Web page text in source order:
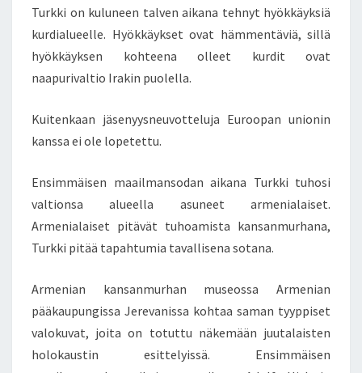
Turkki on kuluneen talven aikana tehnyt hyökkäyksiä
kurdialueelle. Hyökkäykset ovat hämmentäviä, sillä
hyökkäyksen kohteena olleet kurdit ovat
naapurivaltio Irakin puolella.
Kuitenkaan jäsenyysneuvotteluja Euroopan unionin
kanssa ei ole lopetettu.
Ensimmäisen maailmansodan aikana Turkki tuhosi
valtionsa alueella asuneet armenialaiset.
Armenialaiset pitävät tuhoamista kansanmurhana,
Turkki pitää tapahtumia tavallisena sotana.
Armenian kansanmurhan museossa Armenian
pääkaupungissa Jerevanissa kohtaa saman tyyppiset
valokuvat, joita on totuttu näkemään juutalaisten
holokaustin esittelyissä. Ensimmäisen